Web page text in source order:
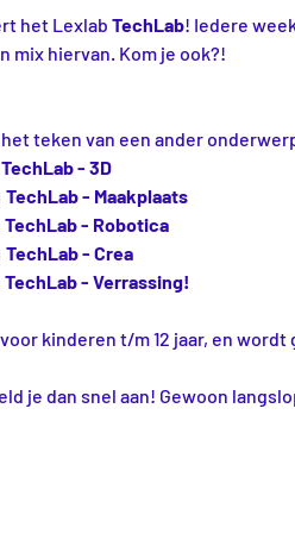
het Lexlab TechLab! Iedere
mix hiervan. Kom je ook?!
teken van een ander
TechLab - 3D
TechLab - Maakplaats
TechLab - Robotica
TechLab - Crea
TechLab - Verrassing!
kinderen t/m 12 jaar, en
je dan snel aan! Gewoon